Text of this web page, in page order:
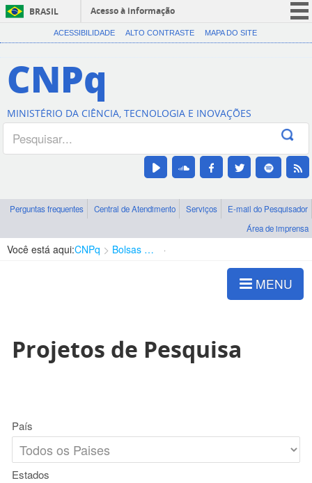
BRASIL
Acesso à informação
CORONAVÍRUS (COVID-19)
Canais
ACESSIBILIDADE ALTO CONTRASTE MAPA DO SITE
CNPq
MINISTÉRIO DA CIÊNCIA, TECNOLOGIA E INOVAÇÕES
Perguntas frequentes Central de Atendimento Serviços
E-mail do Pesquisador
Área de imprensa
Você está aqui:CNPq Bolsas e Auxílios Vigentes
MENU
Projetos de Pesquisa
País
Estados